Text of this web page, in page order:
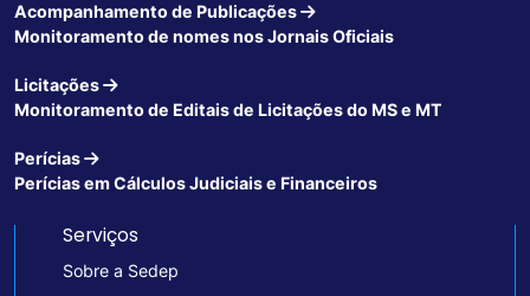
Acompanhamento de Publicações
Monitoramento de nomes nos Jornais Oficiais
Licitações
Monitoramento de Editais de Licitações do MS e MT
Perícias
Perícias em Cálculos Judiciais e Financeiros
Serviços
Sobre a Sedep